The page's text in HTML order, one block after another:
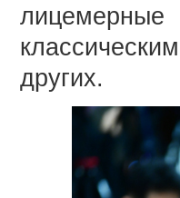
других.